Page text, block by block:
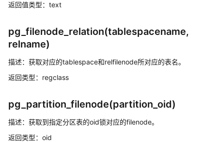
_V2.0-
指
（集
式
10.x）
返回值类型：text
pg_filenode_relation(tablespacename,
relname)
描述：获取对应的tablespace和relfilenode所对应的表名。
返回类型：regclass
pg_partition_filenode(partition_oid)
描述：获取到指定分区表的oid锁对应的filenode。
返回类型：oid